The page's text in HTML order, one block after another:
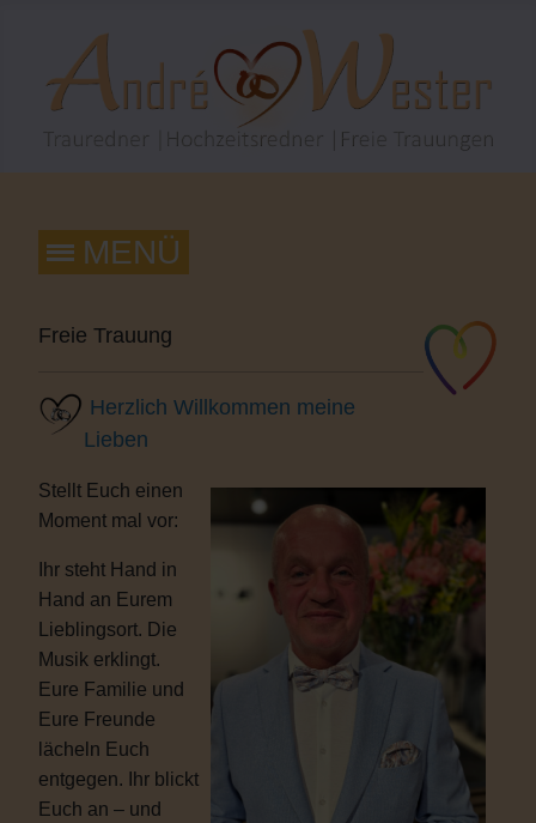
Freie Trauung
Herzlich Willkommen meine
Lieben
Stellt Euch einen
Moment mal vor:
Ihr steht Hand in
Hand an Eurem
Lieblingsort. Die
Musik erklingt.
Eure Familie und
Eure Freunde
lächeln Euch
entgegen. Ihr blickt
Euch an – und